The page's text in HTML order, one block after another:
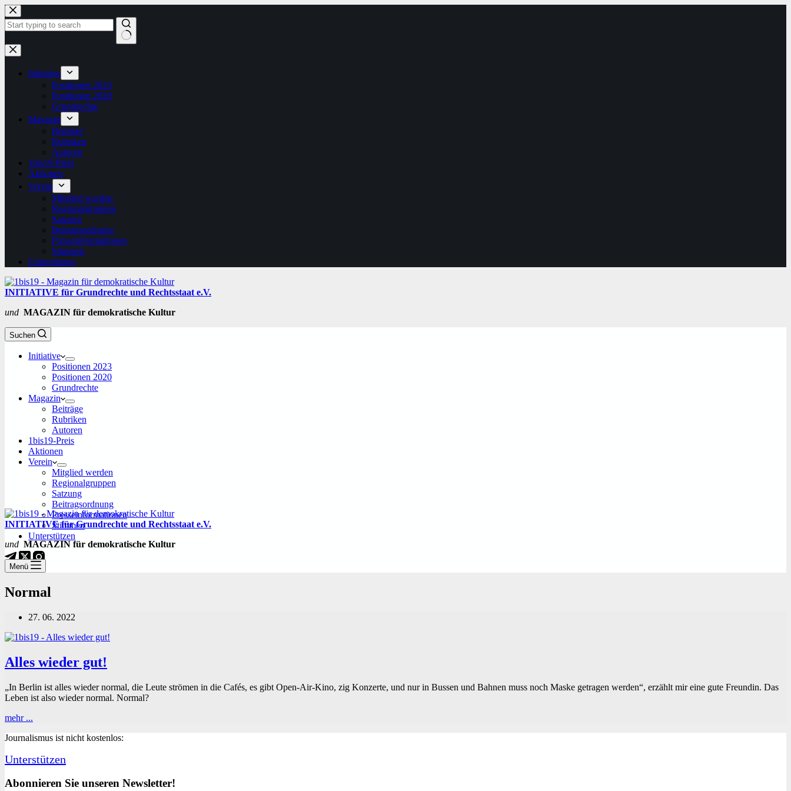
Zum
Inhalt
springen
Keine
Ergebnisse
Initiative
Positionen 2023
Positionen 2020
Grundrechte
Magazin
Beiträge
Rubriken
Autoren
1bis19-Preis
Aktionen
Verein
Mitglied werden
Regionalgruppen
Satzung
Beitragsordnung
Presseinformationen
Stimmen
Unterstützen
INITIATIVE für Grundrechte und Rechtsstaat e.V.
und MAGAZIN für demokratische Kultur
Suchen
Initiative
Positionen 2023
Positionen 2020
Grundrechte
Magazin
Beiträge
Rubriken
Autoren
1bis19-Preis
Aktionen
Verein
Mitglied werden
Regionalgruppen
Satzung
Beitragsordnung
Presseinformationen
Stimmen
Unterstützen
INITIATIVE für Grundrechte und Rechtsstaat e.V.
und MAGAZIN für demokratische Kultur
Menü
Normal
27. 06. 2022
Alles wieder gut!
„In Berlin ist alles wieder normal, die Leute strömen in die Cafés, es gibt Open-Air-Kino, zig Konzerte, und nur in Bussen und Bahnen muss noch Maske getragen werden“, erzählt mir eine gute Freundin. Das
Leben ist also wieder normal. Normal?
mehr ...
gut!
Journalismus ist nicht kostenlos:
Unterstützen
Abonnieren Sie unseren Newsletter!